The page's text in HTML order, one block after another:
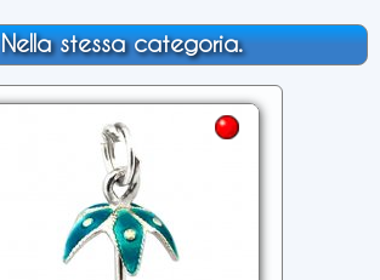
Nella stessa categoria.